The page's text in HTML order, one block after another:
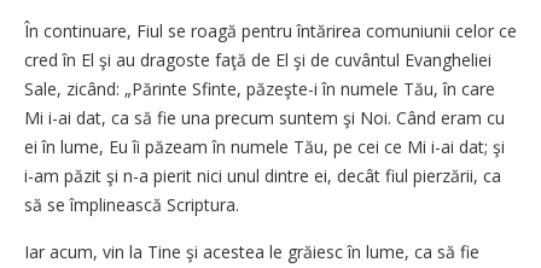
În continuare, Fiul se roagă pentru întărirea comuniunii celor ce
cred în El şi au dragoste faţă de El şi de cuvântul Evangheliei
Sale, zicând: „Părinte Sfinte, păzeşte-i în numele Tău, în care
Mi i-ai dat, ca să fie una precum suntem şi Noi. Când eram cu
ei în lume, Eu îi păzeam în numele Tău, pe cei ce Mi i-ai dat; şi
i-am păzit şi n-a pierit nici unul dintre ei, decât fiul pierzării, ca
să se împlinească Scriptura.
Iar acum, vin la Tine şi acestea le grăiesc în lume, ca să fie